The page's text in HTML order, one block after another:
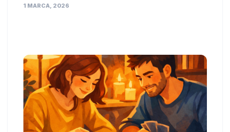
1 MARCA, 2026